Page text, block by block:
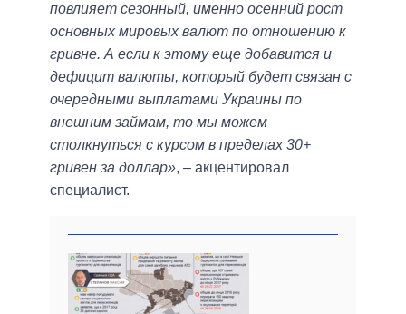
повлияет сезонный, именно осенний рост
основных мировых валют по отношению к
гривне. А если к этому еще добавится и
дефицит валюты, который будет связан с
очередными выплатами Украины по
внешним займам, то мы можем
столкнуться с курсом в пределах 30+
гривен за доллар», – акцентировал
специалист.